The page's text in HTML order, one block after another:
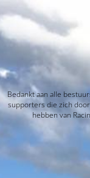
Bedankt aan alle
supporters die zich
hebben van